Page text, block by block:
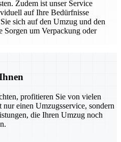
Zudem ist unser Service
auf Ihre Bedürfnisse
sich auf den Umzug und den
Sorgen um Verpackung oder
profitieren Sie von vielen
einen Umzugsservice, sondern
die Ihren Umzug noch